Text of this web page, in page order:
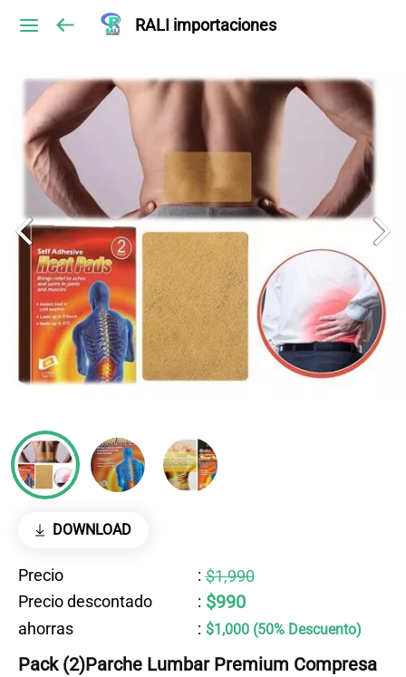
RALI importaciones
DOWNLOAD
Precio : $1,990
Precio descontado
: $990
ahorras : $1,000 (50% Descuento)
Pack (2)Parche Lumbar Premium Compresa